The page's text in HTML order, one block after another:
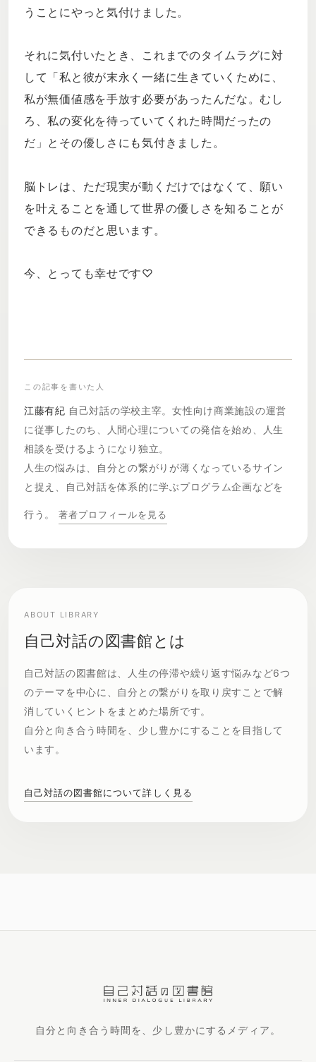
うことにやっと気付けました。
それに気付いたとき、これまでのタイムラグに対
して「私と彼が末永く一緒に生きていくために、
私が無価値感を手放す必要があったんだな。むし
ろ、私の変化を待っていてくれた時間だったの
だ」とその優しさにも気付きました。
脳トレは、ただ現実が動くだけではなくて、願い
を叶えることを通して世界の優しさを知ることが
できるものだと思います。
今、とっても幸せです♡
この記事を書いた人
江藤有紀 自己対話の学校主宰。女性向け商業施設の運営
に従事したのち、人間心理についての発信を始め、人生
相談を受けるようになり独立。
人生の悩みは、自分との繋がりが薄くなっているサイン
と捉え、自己対話を体系的に学ぶプログラム企画などを
行う。 著者プロフィールを見る
ABOUT LIBRARY
自己対話の図書館とは
自己対話の図書館は、人生の停滞や繰り返す悩みなど6つ
のテーマを中心に、自分との繋がりを取り戻すことで解
消していくヒントをまとめた場所です。
自分と向き合う時間を、少し豊かにすることを目指して
います。
自己対話の図書館について詳しく見る
自分と向き合う時間を、少し豊かにするメディア。